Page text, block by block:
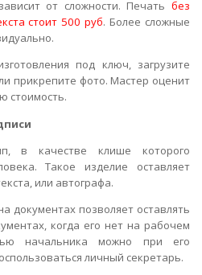
от сложности. Печать без
стоит 500 руб. Более сложные
под ключ, загрузите
прикрепите фото. Мастер оценит
стоимость.
в качестве клише которого
Такое изделие оставляет
или автографа.
документах позволяет оставлять
когда его нет на рабочем
начальника можно при его
личный секретарь.